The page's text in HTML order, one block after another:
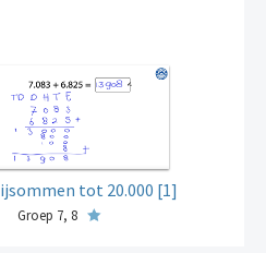
tot 20.000 [1]
Groep 7, 8